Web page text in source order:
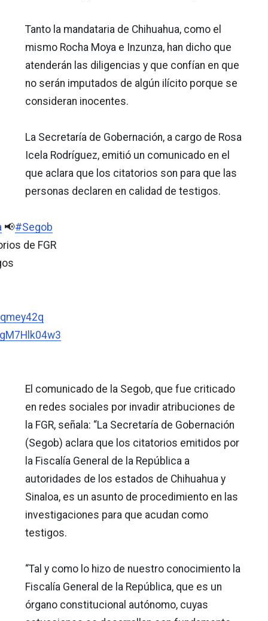
Tanto la mandataria de Chihuahua, como el
mismo Rocha Moya e Inzunza, han dicho que
atenderán las diligencias y que confían en que
no serán imputados de algún ilícito porque se
consideran inocentes.
La Secretaría de Gobernación, a cargo de Rosa
Icela Rodríguez, emitió un comunicado en el
que aclara que los citatorios son para que las
personas declaren en calidad de testigos.
📢#Segob
de FGR
El comunicado de la Segob, que fue criticado
en redes sociales por invadir atribuciones de
la FGR, señala: “La Secretaría de Gobernación
(Segob) aclara que los citatorios emitidos por
la Fiscalía General de la República a
autoridades de los estados de Chihuahua y
Sinaloa, es un asunto de procedimiento en las
investigaciones para que acudan como
testigos.
“Tal y como lo hizo de nuestro conocimiento la
Fiscalía General de la República, que es un
órgano constitucional autónomo, cuyas